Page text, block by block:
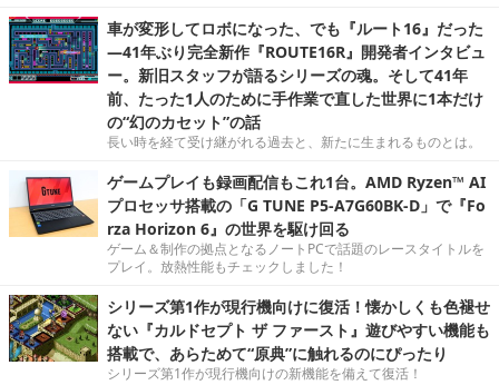
車が変形してロボになった、でも『ルート16』だった
―41年ぶり完全新作『ROUTE16R』開発者インタビュ
ー。新旧スタッフが語るシリーズの魂。そして41年
前、たった1人のために手作業で直した世界に1本だけ
の“幻のカセット”の話
長い時を経て受け継がれる過去と、新たに生まれるものとは。
ゲームプレイも録画配信もこれ1台。AMD Ryzen™ AI
プロセッサ搭載の「G TUNE P5-A7G60BK-D」で『Fo
rza Horizon 6』の世界を駆け回る
ゲーム＆制作の拠点となるノートPCで話題のレースタイトルを
プレイ。放熱性能もチェックしました！
シリーズ第1作が現行機向けに復活！懐かしくも色褪せ
ない『カルドセプト ザ ファースト』遊びやすい機能も
搭載で、あらためて“原典”に触れるのにぴったり
シリーズ第1作が現行機向けの新機能を備えて復活！